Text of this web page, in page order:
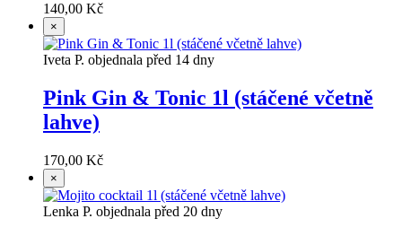
140,00 Kč
×
Iveta P. objednala před 14 dny
Pink Gin & Tonic 1l (stáčené včetně
lahve)
170,00 Kč
×
Lenka P. objednala před 20 dny